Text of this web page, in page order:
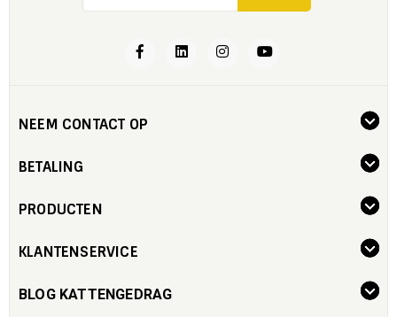
NEEM CONTACT OP
BETALING
PRODUCTEN
KLANTENSERVICE
BLOG KATTENGEDRAG